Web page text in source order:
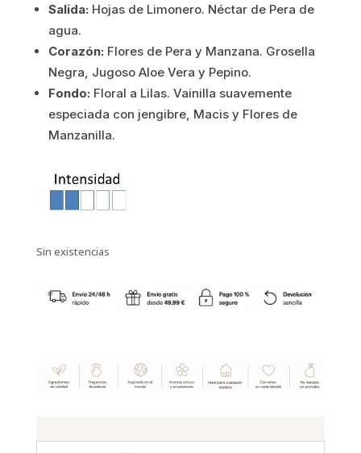
Salida: Hojas de Limonero. Néctar de Pera de
agua.
Corazón: Flores de Pera y Manzana. Grosella
Negra, Jugoso Aloe Vera y Pepino.
Fondo: Floral a Lilas. Vainilla suavemente
especiada con jengibre, Macis y Flores de
Manzanilla.
Sin existencias